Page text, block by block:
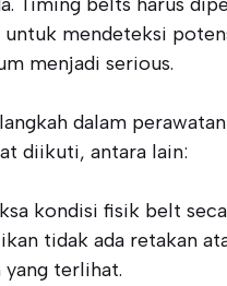
untuk mendeteksi
menjadi serious.
dalam
diikuti, antara lain:
kondisi fisik belt
tidak ada retakan
yang terlihat.